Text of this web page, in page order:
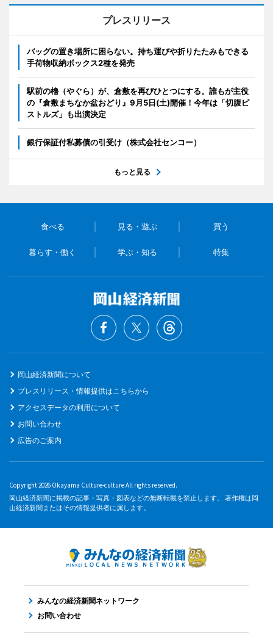
プレスリリース
バッグの置き場所に困らない。持ち運びや折りたたみもできる
手荷物収納ボックス2種を発売
駅前の櫓（やぐら）が、倉敷を再びひとつにする。誰もが主役
の『倉敷まちなか盆おどり』9月5日(土)開催！今年は「切腹ピ
ストルズ」も出演決定
銀行保証付私募債の引受け（株式会社センコー）
もっと見る
食べる 見る・遊ぶ 買う
暮らす・働く 学ぶ・知る 特集
岡山経済新聞について
プレスリリース・情報提供はこちらから
アクセスデータの利用について
お問い合わせ
広告のご案内
Copyright 2026 Okayama Culture-culture All rights reserved.
岡山経済新聞に掲載の記事・写真・図表などの無断転載を禁止します。 著作権は岡
山経済新聞またはその情報提供者に属します。
みんなの経済新聞ネットワーク
お問い合わせ